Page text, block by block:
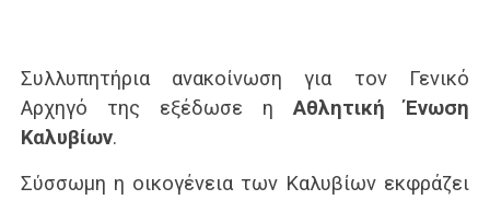
Συλλυπητήρια ανακοίνωση για τον Γενικό
Αρχηγό της εξέδωσε ηΑθλητική Ένωση
Καλυβίων.
Σύσσωμη η οικογένεια των Καλυβίων εκφράζει